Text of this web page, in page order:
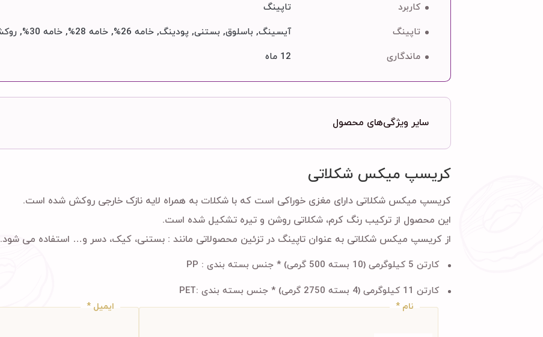
کاربرد
تاپینگ
تاپینگ
آیسینگ, باسلوق, بستنی, پودینگ, خامه 26%, خامه 28%, خامه 30%, روکش شکلاتی, ژله, ژله براق کننده, فوندانت
ماندگاری
12 ماه
سایر ویژگی‌های محصول
کریسپ میکس شکلاتی
کریسپ میکس شکلاتی دارای مغزی خوراکی است که با شکلات به همراه لایه نازک خارجی روکش شده است.
این محصول از ترکیب رنگ کرم، شکلاتی روشن و تیره تشکیل شده است.
از کریسپ میکس شکلاتی به عنوان تاپینگ در تزئین محصولاتی مانند : بستنی، کیک، دسر و… استفاده می شود.
کارتن 5 کیلوگرمی (10 بسته 500 گرمی) * جنس بسته بندی : PP
کارتن 11 کیلوگرمی (4 بسته 2750 گرمی) * جنس بسته بندی :PET
نام * ایمیل *